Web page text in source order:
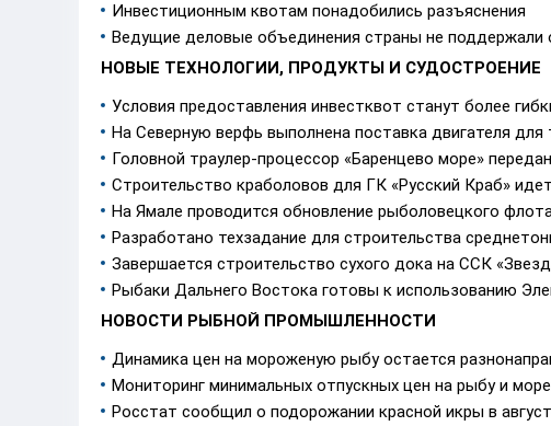
Инвестиционным квотам понадобились разъяснения
Ведущие деловые объединения страны не
НОВЫЕ ТЕХНОЛОГИИ, ПРОДУКТЫ И СУДОСТРОЕНИЕ
Условия предоставления инвестквот станут более
На Северную верфь выполнена поставка двигателя
Головной траулер-процессор «Баренцево море»
Строительство краболовов для ГК «Русский Краб»
На Ямале проводится обновление рыболовецкого
Разработано техзадание для строительства
Завершается строительство сухого дока на ССК
Рыбаки Дальнего Востока готовы к использованию
НОВОСТИ РЫБНОЙ ПРОМЫШЛЕННОСТИ
Динамика цен на мороженую рыбу остается
Мониторинг минимальных отпускных цен на рыбу и
Росстат сообщил о подорожании красной икры в